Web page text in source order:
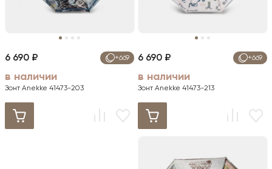
+669
6 690 ₽
в наличии
Зонт Anekke 41473-203
+669
6 690 ₽
в наличии
Зонт Anekke 41473-213